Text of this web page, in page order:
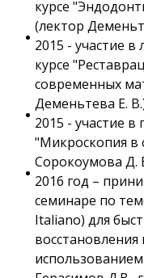
курсе
(лектор
2015 - участие
курсе
современных
Деменьтева Е.
2015 - участие в
"Микроскопия в
Сорокоумова Д.
2016 год –
семинаре по
Italiano) для